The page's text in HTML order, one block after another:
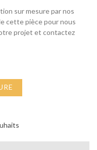
sur mesure par nos
cette pièce pour nous
projet et contactez